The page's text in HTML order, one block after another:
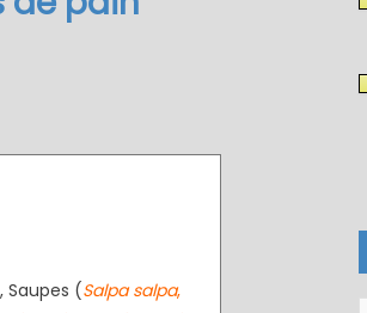
Saupes (Salpa salpa,